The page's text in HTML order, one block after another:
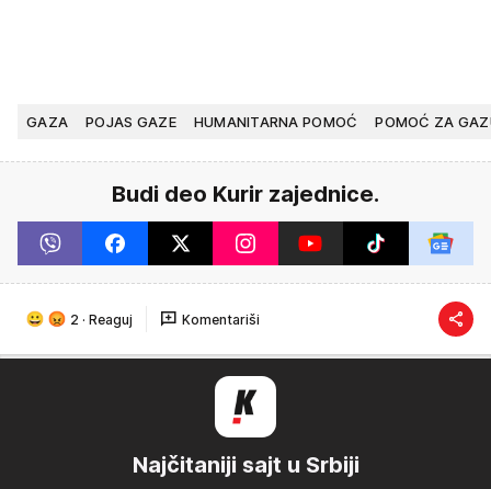
GAZA POJAS GAZE HUMANITARNA POMOĆ POMOĆ ZA
Budi deo Kurir zajednice.
2 · Reaguj Komentariši
Najčitaniji sajt u Srbiji